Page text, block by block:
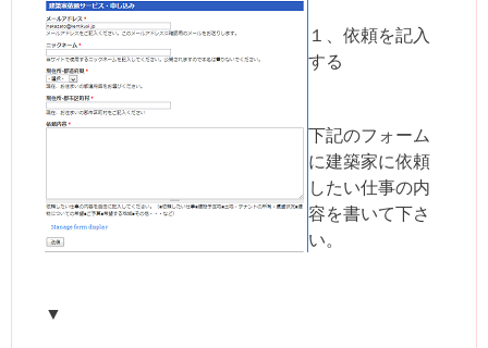
１、依頼を記入
する
下記のフォーム
に建築家に依頼
したい仕事の内
容を書いて下さ
い。
▼